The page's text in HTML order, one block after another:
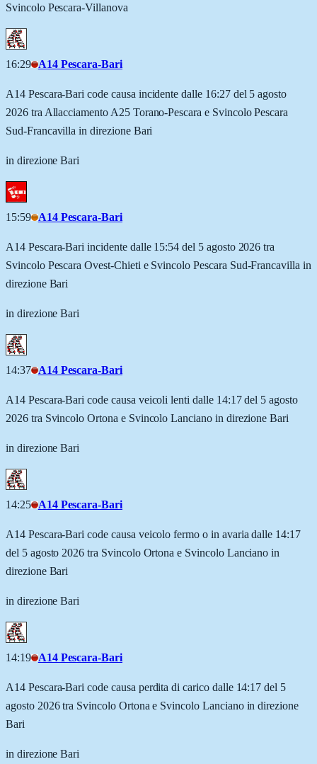
Svincolo Pescara-Villanova
16:29 A14 Pescara-Bari
A14 Pescara-Bari code causa incidente dalle 16:27 del 5 agosto
2026 tra Allacciamento A25 Torano-Pescara e Svincolo Pescara
Sud-Francavilla in direzione Bari
in direzione Bari
15:59 A14 Pescara-Bari
A14 Pescara-Bari incidente dalle 15:54 del 5 agosto 2026 tra
Svincolo Pescara Ovest-Chieti e Svincolo Pescara Sud-Francavilla in
direzione Bari
in direzione Bari
14:37 A14 Pescara-Bari
A14 Pescara-Bari code causa veicoli lenti dalle 14:17 del 5 agosto
2026 tra Svincolo Ortona e Svincolo Lanciano in direzione Bari
in direzione Bari
14:25 A14 Pescara-Bari
A14 Pescara-Bari code causa veicolo fermo o in avaria dalle 14:17
del 5 agosto 2026 tra Svincolo Ortona e Svincolo Lanciano in
direzione Bari
in direzione Bari
14:19 A14 Pescara-Bari
A14 Pescara-Bari code causa perdita di carico dalle 14:17 del 5
agosto 2026 tra Svincolo Ortona e Svincolo Lanciano in direzione
Bari
in direzione Bari